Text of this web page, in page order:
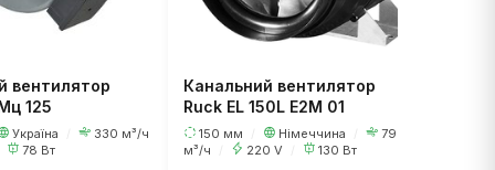
вентилятор
125
Україна
330 м³/ч
78 Вт
Канальний вентилятор
Ruck EL 150L E2M 01
150 мм Німеччина
790
м³/ч
220 V 130 Вт